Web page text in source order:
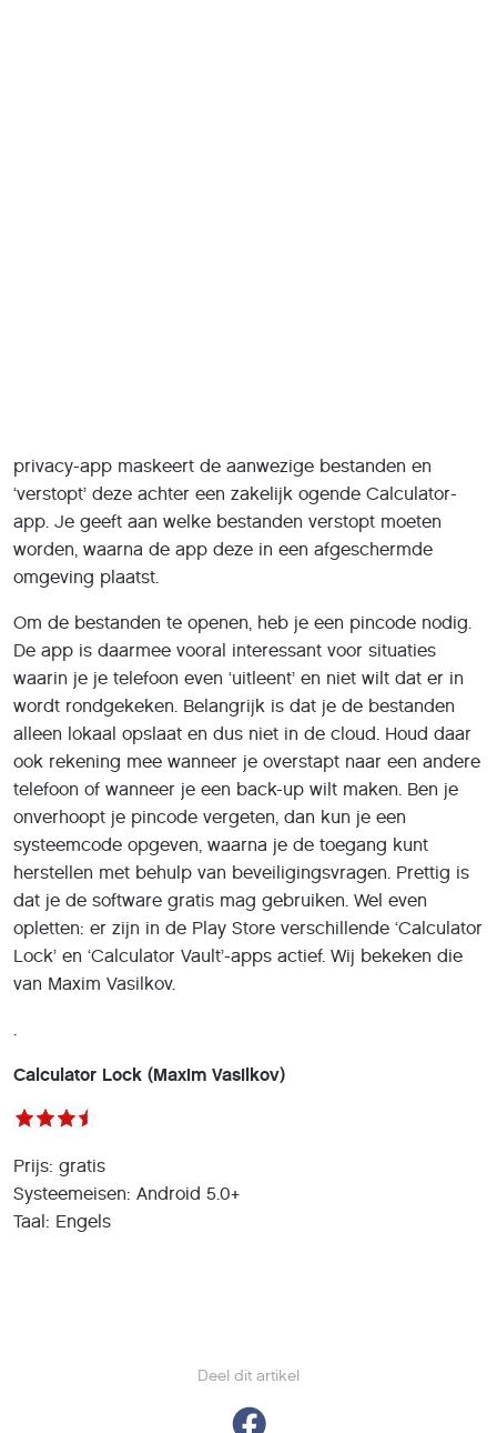
Deel dit artikel
privacy-app maskeert de aanwezige bestanden en
‘verstopt’ deze achter een zakelijk ogende Calculator-
app. Je geeft aan welke bestanden verstopt moeten
worden, waarna de app deze in een afgeschermde
omgeving plaatst.
Om de bestanden te openen, heb je een pincode nodig.
De app is daarmee vooral interessant voor situaties
waarin je je telefoon even ‘uitleent’ en niet wilt dat er in
wordt rondgekeken. Belangrijk is dat je de bestanden
alleen lokaal opslaat en dus niet in de cloud. Houd daar
ook rekening mee wanneer je overstapt naar een andere
telefoon of wanneer je een back-up wilt maken. Ben je
onverhoopt je pincode vergeten, dan kun je een
systeemcode opgeven, waarna je de toegang kunt
herstellen met behulp van beveiligingsvragen. Prettig is
dat je de software gratis mag gebruiken. Wel even
opletten: er zijn in de Play Store verschillende ‘Calculator
Lock’ en ‘Calculator Vault’-apps actief. Wij bekeken die
van Maxim Vasilkov.
Calculator Lock (Maxim Vasilkov)
Prijs: gratis
Systeemeisen: Android 5.0+
Taal: Engels